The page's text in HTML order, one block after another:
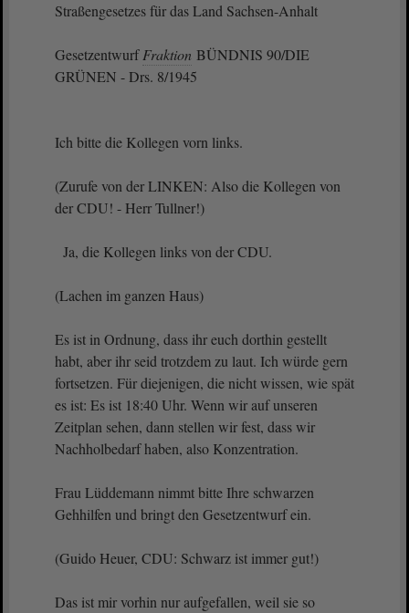
Straßengesetzes für das Land Sachsen-Anhalt
GesetzentwurfFraktion BÜNDNIS 90/DIE
GRÜNEN - Drs. 8/1945
Ich bitte die Kollegen vorn links.
(Zurufe von der LINKEN: Also die Kollegen von
der CDU! - Herr Tullner!)
Ja, die Kollegen links von der CDU.
(Lachen im ganzen Haus)
Es ist in Ordnung, dass ihr euch dorthin gestellt
habt, aber ihr seid trotzdem zu laut. Ich würde gern
fortsetzen. Für diejenigen, die nicht wissen, wie spät
es ist: Es ist 18:40 Uhr. Wenn wir auf unseren
Zeitplan sehen, dann stellen wir fest, dass wir
Nachholbedarf haben, also Konzentration.
Frau Lüddemann nimmt bitte Ihre schwarzen
Gehhilfen und bringt den Gesetzentwurf ein.
(Guido Heuer, CDU: Schwarz ist immer gut!)
Das ist mir vorhin nur aufgefallen, weil sie so